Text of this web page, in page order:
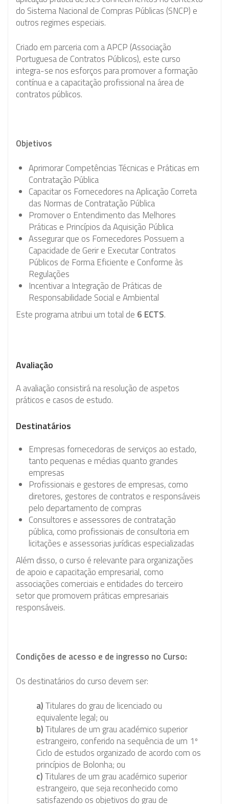
do Sistema Nacional de Compras Públicas (SNCP) e
outros regimes especiais.
Criado em parceria com a APCP (Associação
Portuguesa de Contratos Públicos), este curso
integra-se nos esforços para promover a formação
contínua e a capacitação profissional na área de
contratos públicos.
Objetivos
Aprimorar Competências Técnicas e Práticas em
Contratação Pública
Capacitar os Fornecedores na Aplicação Correta
das Normas de Contratação Pública
Promover o Entendimento das Melhores
Práticas e Princípios da Aquisição Pública
Assegurar que os Fornecedores Possuem a
Capacidade de Gerir e Executar Contratos
Públicos de Forma Eficiente e Conforme às
Regulações
Incentivar a Integração de Práticas de
Responsabilidade Social e Ambiental
Este programa atribui um total de 6 ECTS.
Avaliação
A avaliação consistirá na resolução de aspetos
práticos e casos de estudo.
Destinatários
Empresas fornecedoras de serviços ao estado,
tanto pequenas e médias quanto grandes
empresas
Profissionais e gestores de empresas, como
diretores, gestores de contratos e responsáveis
pelo departamento de compras
Consultores e assessores de contratação
pública, como profissionais de consultoria em
licitações e assessorias jurídicas especializadas
Além disso, o curso é relevante para organizações
de apoio e capacitação empresarial, como
associações comerciais e entidades do terceiro
setor que promovem práticas empresariais
responsáveis.
Condições de acesso e de ingresso no Curso:
Os destinatários do curso devem ser:
a)Titulares do grau de licenciado ou
equivalente legal; ou
b)Titulares de um grau académico superior
estrangeiro, conferido na sequência de um 1º
Ciclo de estudos organizado de acordo com os
princípios de Bolonha; ou
c)Titulares de um grau académico superior
estrangeiro, que seja reconhecido como
satisfazendo os objetivos do grau de